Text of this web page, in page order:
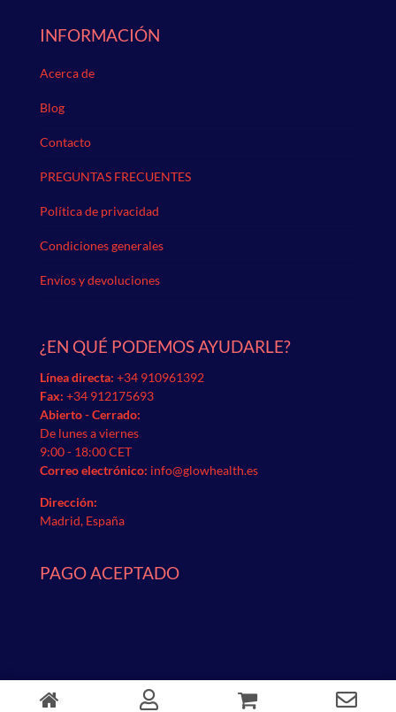
INFORMACIÓN
Acerca de
Blog
Contacto
PREGUNTAS FRECUENTES
Política de privacidad
Condiciones generales
Envíos y devoluciones
¿EN QUÉ PODEMOS AYUDARLE?
Línea directa: +34 910961392
Fax: +34 912175693
Abierto - Cerrado:
De lunes a viernes
9:00 - 18:00 CET
Correo electrónico: info@glowhealth.es
Dirección:
Madrid, España
PAGO ACEPTADO